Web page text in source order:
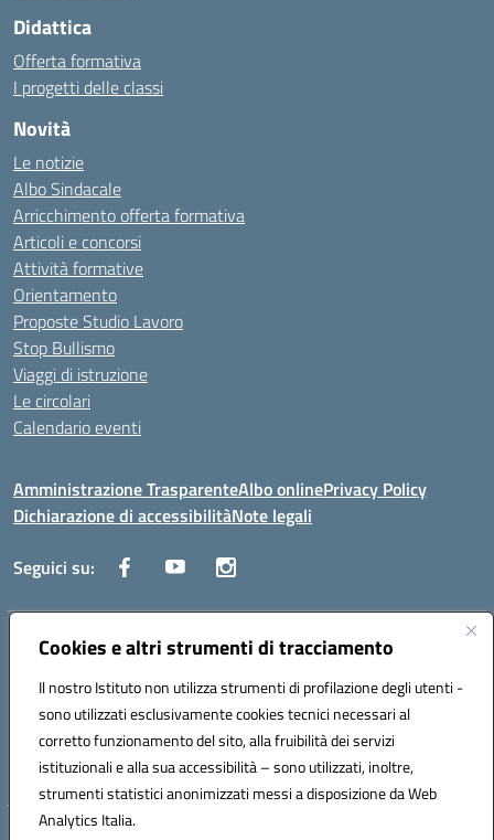
Cookies e altri strumenti di tracciamento
Il nostro Istituto non utilizza strumenti di profilazione degli utenti -
sono utilizzati esclusivamente cookies tecnici necessari al
corretto funzionamento del sito, alla fruibilità dei servizi
istituzionali e alla sua accessibilità – sono utilizzati, inoltre,
strumenti statistici anonimizzati messi a disposizione da Web
Analytics Italia.
Didattica
Offerta formativa
I progetti delle classi
Novità
Le notizie
Albo Sindacale
Arricchimento offerta formativa
Articoli e concorsi
Attività formative
Orientamento
Proposte Studio Lavoro
Stop Bullismo
Viaggi di istruzione
Le circolari
Calendario eventi
Amministrazione TrasparenteAlbo onlinePrivacy Policy
Dichiarazione di accessibilitàNote legali
Seguici su:
Indirizzo:Corso Fornari, 1 - 70056 Molfetta
Posta elettronica certificata (PEC):BARH04000D@pec.istruzione.it
Codice fiscale: 93249230728
Codice meccanografico: BARH04000D